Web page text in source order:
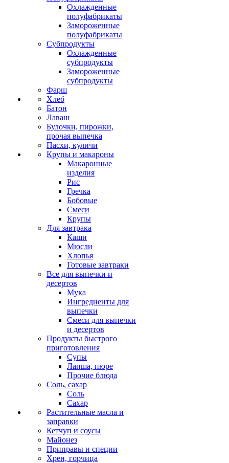
Охлажденные
полуфабрикаты
Замороженные
полуфабрикаты
Субпродукты
Охлажденные
субпродукты
Замороженные
субпродукты
Фарш
Хлеб
Батон
Лаваш
Булочки, пирожки,
прочая выпечка
Пасхи, куличи
Крупы и макароны
Макаронные
изделия
Рис
Гречка
Бобовые
Смеси
Крупы
Для завтрака
Каши
Мюсли
Хлопья
Готовые завтраки
Все для выпечки и
десертов
Мука
Ингредиенты для
выпечки
Смеси для выпечки
и десертов
Продукты быстрого
приготовления
Супы
Лапша, пюре
Прочие блюда
Соль, сахар
Соль
Сахар
Растительные масла и
заправки
Кетчуп и соусы
Майонез
Приправы и специи
Хрен, горчица